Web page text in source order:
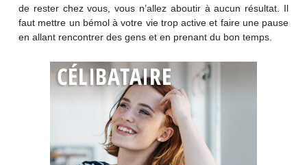
de rester chez vous, vous n’allez aboutir à aucun résultat. Il
faut mettre un bémol à votre vie trop active et faire une pause
en allant rencontrer des gens et en prenant du bon temps.